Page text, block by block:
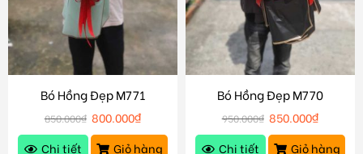
Bó Hồng Đẹp M771
850.000₫ 800.000₫
Chi tiết
Giỏ hàng
Bó Hồng Đẹp M770
950.000₫ 850.000₫
Chi tiết
Giỏ hàng